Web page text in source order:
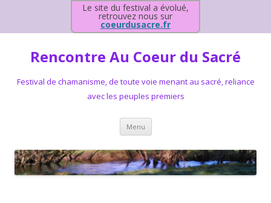
Le site du festival a évolué,
retrouvez nous sur
coeurdusacre.fr
Rencontre Au Coeur du Sacré
Festival de chamanisme, de toute voie menant au sacré, reliance
avec les peuples premiers
Menu Aller au contenu principal